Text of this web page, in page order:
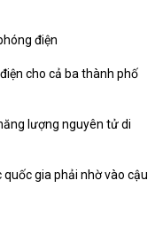
điện
cho cả ba thành phố
lượng nguyên tử di
gia phải nhờ vào cậu